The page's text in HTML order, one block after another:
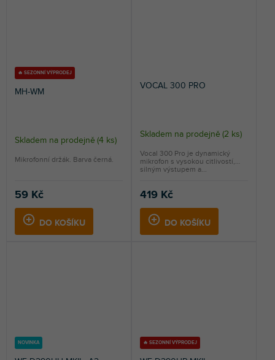
🔥 SEZONNÍ VÝPRODEJ
MH-WM
Skladem na prodejně (4 ks)
59 Kč
DO KOŠÍKU
Mikrofonní držák. Barva černá.
VOCAL 300 PRO
Skladem na prodejně (2 ks)
419 Kč
DO KOŠÍKU
Vocal 300 Pro je dynamický
mikrofon s vysokou citlivostí,
silným výstupem a...
NOVINKA 🔥 SEZONNÍ VÝPRODEJ